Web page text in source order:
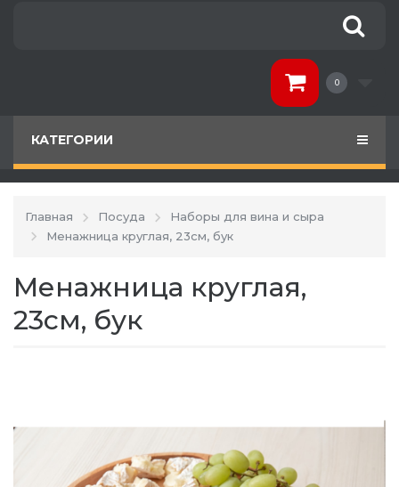
0
КАТЕГОРИИ
Главная Посуда
Наборы для вина и сыра
Менажница круглая, 23см, бук
Менажница круглая,
23см, бук